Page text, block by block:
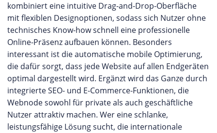
kombiniert eine intuitive Drag-and-Drop-Oberfläche
mit flexiblen Designoptionen, sodass sich Nutzer ohne
technisches Know-how schnell eine professionelle
Online-Präsenz aufbauen können. Besonders
interessant ist die automatische mobile Optimierung,
die dafür sorgt, dass jede Website auf allen Endgeräten
optimal dargestellt wird. Ergänzt wird das Ganze durch
integrierte SEO- und E-Commerce-Funktionen, die
Webnode sowohl für private als auch geschäftliche
Nutzer attraktiv machen. Wer eine schlanke,
leistungsfähige Lösung sucht, die internationale